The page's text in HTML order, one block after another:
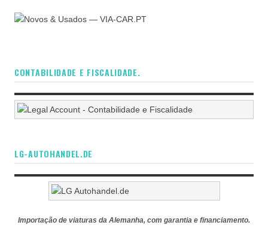
CONTABILIDADE E FISCALIDADE.
LG-AUTOHANDEL.DE
Importação de viaturas da Alemanha, com garantia e financiamento.